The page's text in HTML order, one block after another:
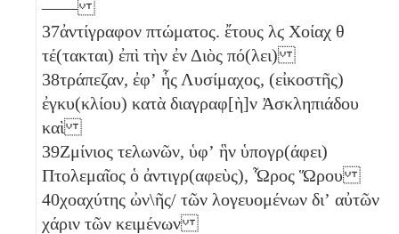
——
37ἀντίγραφον πτώματος. ἔτους λϛ Χοίαχ θ
τέ(τακται) ἐπὶ τὴν ἐν Διὸς πό(λει)
38τράπεζαν, ἐφʼ ἧς Λυσίμαχος, (εἰκοστῆς)
ἐγκυ(κλίου) κατὰ διαγραφ[ὴ]ν Ἀσκληπιάδου
καὶ
39Ζμίνιος τελωνῶν, ὑφʼ ἣν ὑπογρ(άφει)
Πτολεμαῖος ὁ ἀντιγρ(αφεὺς), Ὧρος Ὥρου
40χοαχύτης ὠν\ῆς/ τῶν λογευομένων διʼ αὐτῶν
χάριν τῶν κειμένων